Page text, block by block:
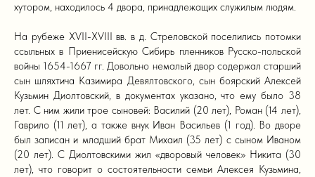
хутором, находилось 4 двора, принадлежащих служилым людям.
На рубеже XVII-XVIII вв. в д. Стреловской поселились потомки
ссыльных в Приенисейскую Сибирь пленников Русско-польской
войны 1654-1667 гг. Довольно немалый двор содержал старший
сын шляхтича Казимира Девялтовского, сын боярский Алексей
Кузьмин Диолтовский, в документах указано, что ему было 38
лет. С ним жили трое сыновей: Василий (20 лет), Роман (14 лет),
Гаврило (11 лет), а также внук Иван Васильев (1 год). Во дворе
был записан и младший брат Михаил (35 лет) с сыном Иваном
(20 лет). С Диолтовскими жил «дворовый человек» Никита (30
лет), что говорит о состоятельности семьи Алексея Кузьмина,